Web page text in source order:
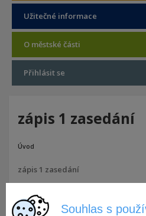
Souhlas s
Užitečné informace
O městské části
Přihlásit se
zápis 1 zasedání
Úvod
zápis 1 zasedání
30.11.2018